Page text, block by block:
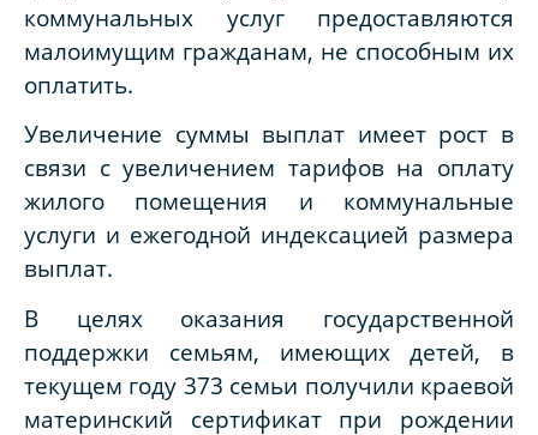
коммунальных услуг предоставляются
малоимущим гражданам, не способным их
оплатить.
Увеличение суммы выплат имеет рост в
связи с увеличением тарифов на оплату
жилого помещения и коммунальные
услуги и ежегодной индексацией размера
выплат.
В целях оказания государственной
поддержки семьям, имеющих детей, в
текущем году 373 семьи получили краевой
материнский сертификат при рождении